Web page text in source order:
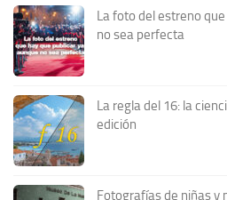
La foto del estreno
no sea perfecta
La regla del 16: la
edición
Fotografías de niñas y